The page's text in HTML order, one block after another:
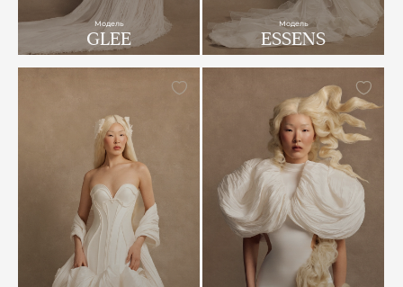
Модель
GLEE
Модель
ESSENS